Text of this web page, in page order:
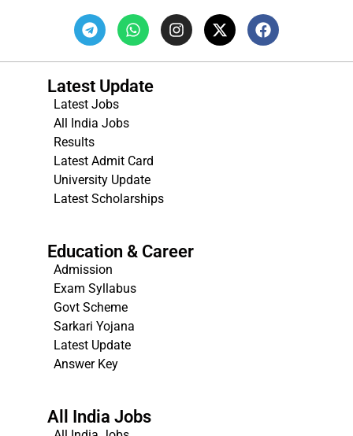
Latest Update
Latest Jobs
All India Jobs
Results
Latest Admit Card
University Update
Latest Scholarships
Education & Career
Admission
Exam Syllabus
Govt Scheme
Sarkari Yojana
Latest Update
Answer Key
All India Jobs